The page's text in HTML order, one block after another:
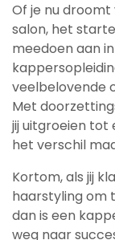
Of je nu
salon, het
meedoen aan
veelbelovende
Met
jij uitgroeien tot
het verschil
Kortom, als jij
haarstyling om
dan is een
weg naar